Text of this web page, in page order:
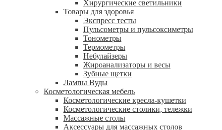
Xирургические светильники
Товары для здоровья
Экспресс тесты
Пульсометры и пульсоксиметры
Тонометры
Термометры
Небулайзеры
Жироанализаторы и весы
Зубные щетки
Лампы Вуды
Косметологическая мебель
Косметологические кресла-кушетки
Косметологические столики, тележки
Массажные столы
Аксессуары для массажных столов